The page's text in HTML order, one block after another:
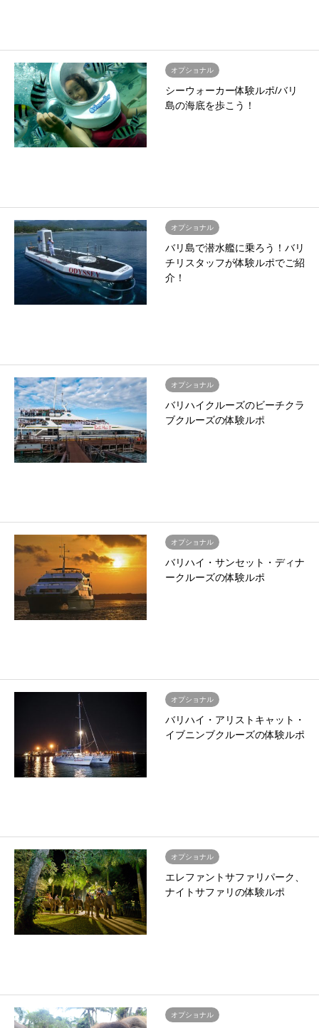
オプショナル
シーウォーカー体験ルポ/バリ
島の海底を歩こう！
オプショナル
バリ島で潜水艦に乗ろう！バリ
チリスタッフが体験ルポでご紹
介！
オプショナル
バリハイクルーズのビーチクラ
ブクルーズの体験ルポ
オプショナル
バリハイ・サンセット・ディナ
ークルーズの体験ルポ
オプショナル
バリハイ・アリストキャット・
イブニンブクルーズの体験ルポ
オプショナル
エレファントサファリパーク、
ナイトサファリの体験ルポ
オプショナル